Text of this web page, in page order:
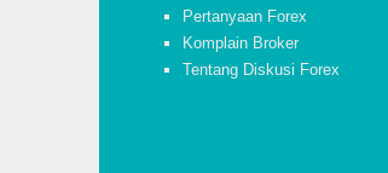
Pertanyaan Forex
Komplain Broker
Tentang Diskusi Forex